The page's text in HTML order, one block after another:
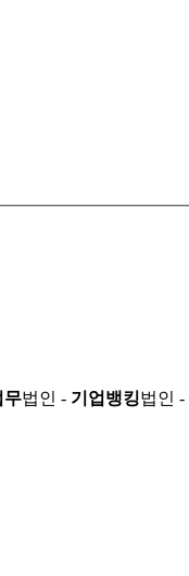
무법인 - 기업뱅킹법인 -